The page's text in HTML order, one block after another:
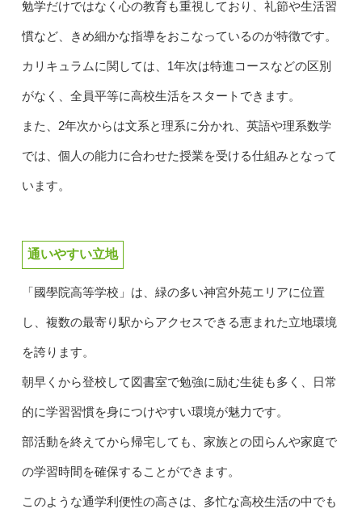
勉学だけではなく心の教育も重視しており、礼節や生活習
慣など、きめ細かな指導をおこなっているのが特徴です。
カリキュラムに関しては、1年次は特進コースなどの区別
がなく、全員平等に高校生活をスタートできます。
また、2年次からは文系と理系に分かれ、英語や理系数学
では、個人の能力に合わせた授業を受ける仕組みとなって
います。
通いやすい立地
「國學院高等学校」は、緑の多い神宮外苑エリアに位置
し、複数の最寄り駅からアクセスできる恵まれた立地環境
を誇ります。
朝早くから登校して図書室で勉強に励む生徒も多く、日常
的に学習習慣を身につけやすい環境が魅力です。
部活動を終えてから帰宅しても、家族との団らんや家庭で
の学習時間を確保することができます。
このような通学利便性の高さは、多忙な高校生活の中でも